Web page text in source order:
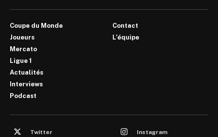
Coupe du Monde
Joueurs
Mercato
Ligue 1
Actualités
Interviews
Podcast
Contact
L’équipe
Twitter Instagram